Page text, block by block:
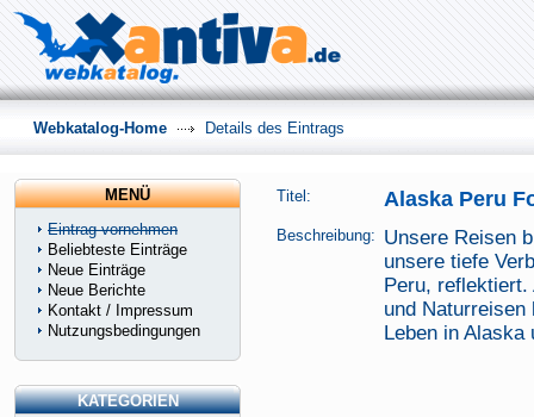
Titel: Alaska Peru
Beschreibung: Unsere Reisen
unsere tiefe
Peru,
und Naturreisen
Leben in Alaska
Webkatalog-Home Details des Eintrags
MENÜ
Eintrag vornehmen
Beliebteste Einträge
Neue Einträge
Neue Berichte
Kontakt / Impressum
Nutzungsbedingungen
KATEGORIEN